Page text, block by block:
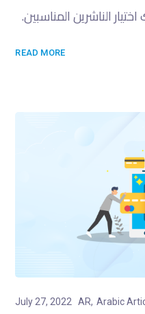
الناشرين المناسبين.
READ MORE
July 27, 2022 AR Arabic